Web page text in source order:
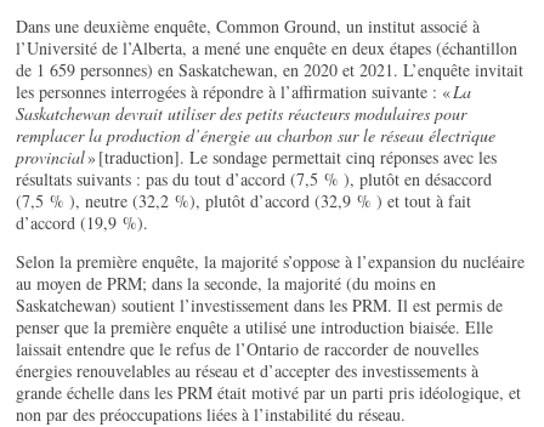
Dans une deuxième enquête, Common Ground, un institut associé à
l’Université de l’Alberta, a mené une enquête en deux étapes (échantillon
de 1 659 personnes) en Saskatchewan, en 2020 et 2021. L’enquête invitait
les personnes interrogées à répondre à l’affirmation suivante : «La
Saskatchewan devrait utiliser des petits réacteurs modulaires pour
remplacer la production d’énergie au charbon sur le réseau électrique
provincial» [traduction]. Le sondage permettait cinq réponses avec les
résultats suivants : pas du tout d’accord (7,5 % ), plutôt en désaccord
(7,5 % ), neutre (32,2 %), plutôt d’accord (32,9 % ) et tout à fait
d’accord (19,9 %).
Selon la première enquête, la majorité s’oppose à l’expansion du nucléaire
au moyen de PRM; dans la seconde, la majorité (du moins en
Saskatchewan) soutient l’investissement dans les PRM. Il est permis de
penser que la première enquête a utilisé une introduction biaisée. Elle
laissait entendre que le refus de l’Ontario de raccorder de nouvelles
énergies renouvelables au réseau et d’accepter des investissements à
grande échelle dans les PRM était motivé par un parti pris idéologique, et
non par des préoccupations liées à l’instabilité du réseau.